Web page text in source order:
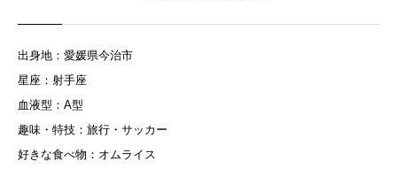
出身地：愛媛県今治市
星座：射手座
血液型：A型
趣味・特技：旅行・サッカー
好きな食べ物：オムライス